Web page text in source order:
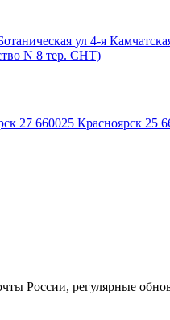
ул 4-я
N 8 тер. СНТ)
27 660025 Красноярск 25
России, регулярные